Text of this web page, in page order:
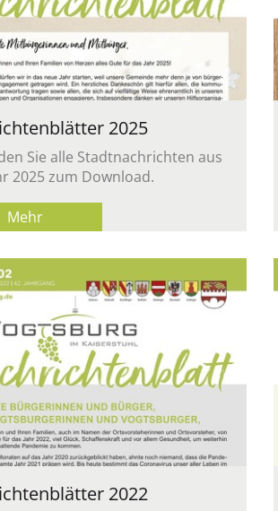
2025
Sie alle Stadt­nach­rich­ten aus
2025 zum Down­load.
Mehr
2022